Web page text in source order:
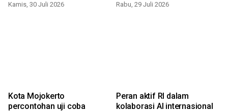
Kamis, 30 Juli 2026 Rabu, 29 Juli 2026
Kota Mojokerto
percontohan uji coba
Peran aktif RI dalam
kolaborasi AI internasional